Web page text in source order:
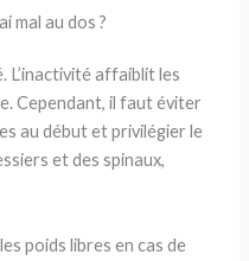
mal au dos ?
L’inactivité affaiblit les
Cependant, il faut éviter
au début et privilégier le
et des spinaux,
poids libres en cas de